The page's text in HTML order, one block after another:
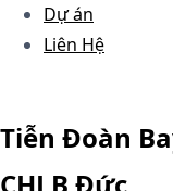
Dự án
Liên Hệ
Tiễn Đoàn